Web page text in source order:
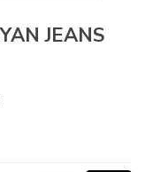
JEANS